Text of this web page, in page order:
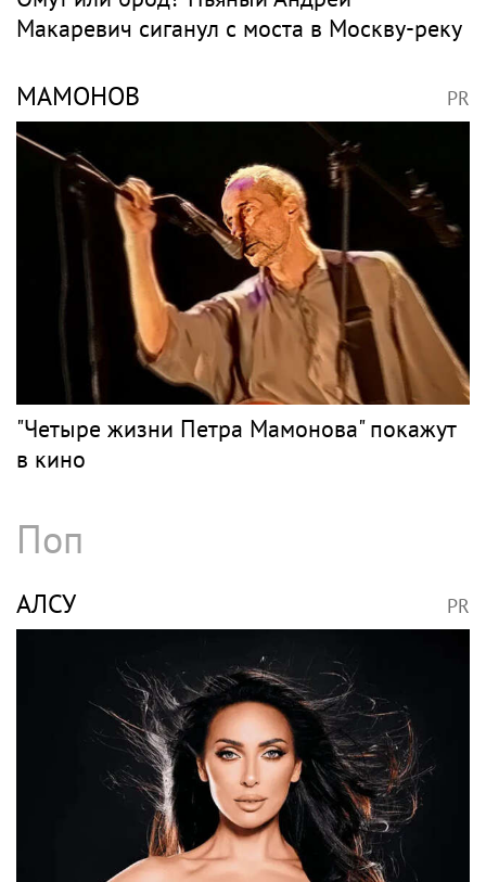
Месть продюсера, слухи о Березовском и
три развода: как Арина Шарапова нашла
счастье в четвёртом браке
Рок
МАКАРЕВИЧ PR
Омут или брод? Пьяный Андрей
Макаревич сиганул с моста в Москву-реку
МАМОНОВ